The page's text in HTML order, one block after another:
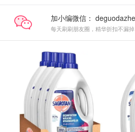
加小编微信：
每天刷刷朋友圈，精华折扣不漏掉